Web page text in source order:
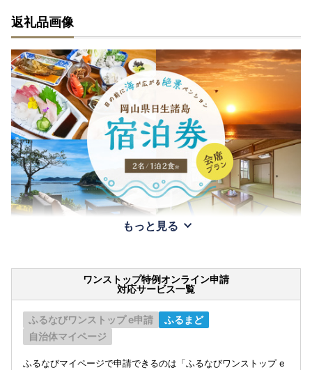
返礼品画像
もっと見る
ワンストップ特例オンライン申請
対応サービス一覧
ふるなびワンストップ e申請
ふるまど
自治体マイページ
ふるなびマイページで申請できるのは「ふるなびワンストップ e